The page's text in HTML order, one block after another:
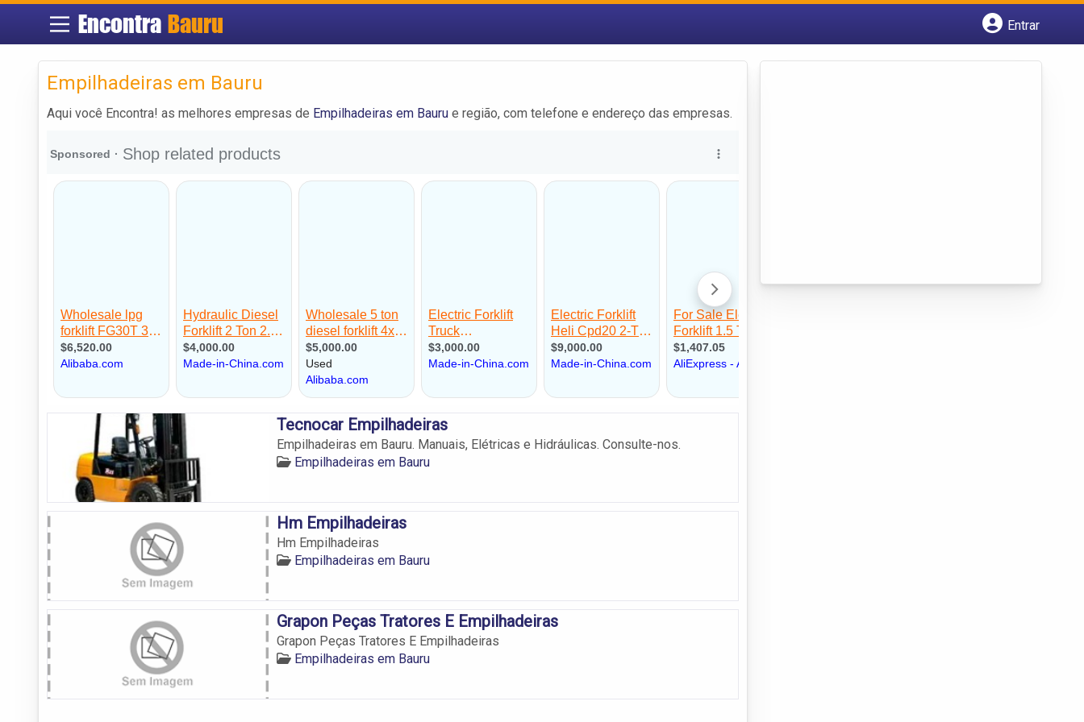
EncontraBauru
Entrar
Empilhadeiras em Bauru
Aqui você Encontra! as melhores empresas de Empilhadeiras em Bauru e região, com telefone e endereço das empresas.
Tecnocar Empilhadeiras
Empilhadeiras em Bauru. Manuais, Elétricas e Hidráulicas. Consulte-nos.
Empilhadeiras em Bauru
Hm Empilhadeiras
Hm Empilhadeiras
Empilhadeiras em Bauru
Grapon Peças Tratores E Empilhadeiras
Grapon Peças Tratores E Empilhadeiras
Empilhadeiras em Bauru